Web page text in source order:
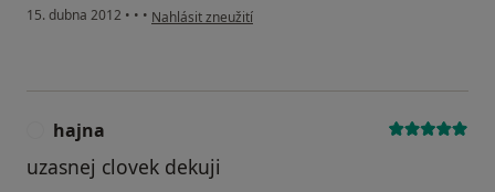
15. dubna 2012 • • • podle názoru uživatele pacient
Nahlásit zneužití
hajna
uzasnej clovek dekuji